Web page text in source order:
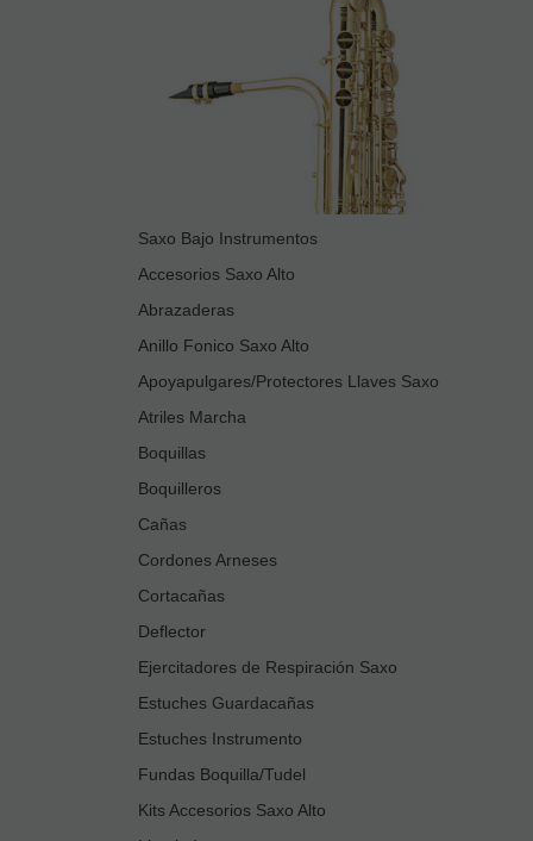
Saxo Bajo Instrumentos
Accesorios Saxo Alto
Abrazaderas
Anillo Fonico Saxo Alto
Apoyapulgares/Protectores Llaves Saxo
Atriles Marcha
Boquillas
Boquilleros
Cañas
Cordones Arneses
Cortacañas
Deflector
Ejercitadores de Respiración Saxo
Estuches Guardacañas
Estuches Instrumento
Fundas Boquilla/Tudel
Kits Accesorios Saxo Alto